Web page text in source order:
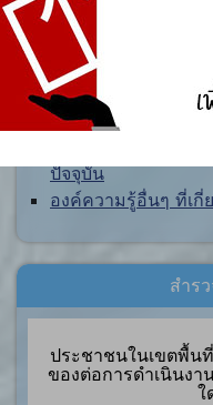
การจั
องค์ความรู้ที่สนับส
ขององค์กร
องค์ความรู้จากประ
ปัจจุบัน
องค์ความรู้อื่นๆ ที่เ
สำร
ประชาชนในเขตพื้น
ของต่อการดำเนินงา
ใ